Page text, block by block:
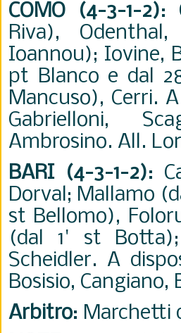
COMO (4-3-1-2):
Riva),
Ioannou); Iovine,
pt Blanco e dal
Mancuso), Cerri.
Gabrielloni,
Ambrosino. All.
BARI (4-3-1-2):
Dorval; Mallamo
st Bellomo),
(dal 1' st
Scheidler. A
Bosisio,
Arbitro: Marchetti